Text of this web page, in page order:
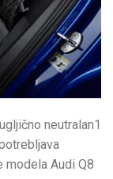
neutralan1
modela Audi Q8